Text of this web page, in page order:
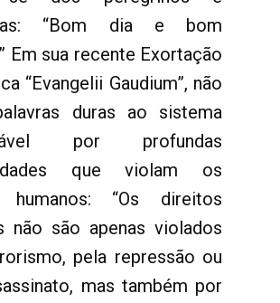
“Bom dia e bom
Em sua recente Exortação
“Evangelii Gaudium”, não
duras ao sistema
por profundas
que violam os
humanos: “Os direitos
não são apenas violados
pela repressão ou
mas também por